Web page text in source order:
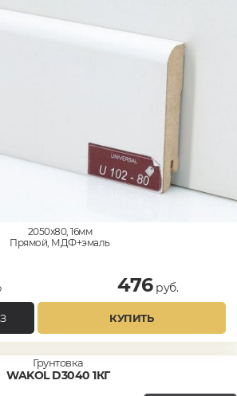
2050x80, 16мм
Прямой, МДФ+эмаль
476руб.
КУПИТЬ
Грунтовка
WAKOL D3040 1КГ